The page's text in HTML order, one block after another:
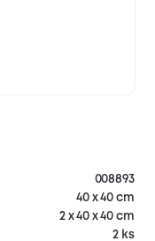
008893
40 x 40 cm
2 x 40 x 40 cm
2 ks